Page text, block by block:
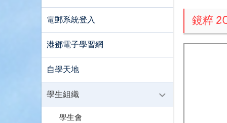
鏡粹
電郵系統登入
港鄧電子學習網
自學天地
學生組織
學生會